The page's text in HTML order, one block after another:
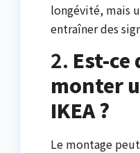
longévité, mais
entraîner des
2. Est-
monter
IKEA ?
Le montage